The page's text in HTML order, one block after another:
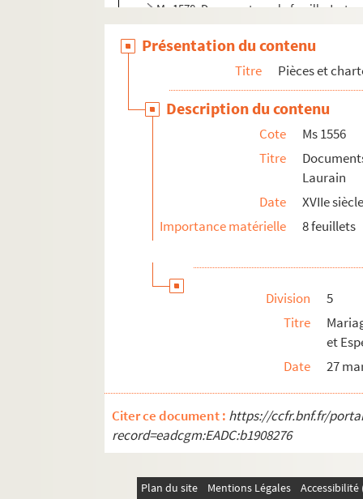
Ms 1578. Documents sur la famille Justas
Ms 1583. Documents sur la famille Copperii
Ms 1584. Documents sur la famille Saxy
Ms 1585. Documents sur la famille
Ms 1586. Documents sur la famille Claret
Ms 1587. Documents sur la famille Ravèly
Ms 1588. Documents sur la famille Jorna
Ms 1590. Documents sur la famille
Ms 1591. Documents sur la famille
Ms 1593. Documents sur la famille
Ms 1595. Documents sur la famille Rieu
Ms 1596. Documents sur la famille Croze
Ms 1598. Documents sur la famille Covet
Présentation du contenu
Titre Pièces et
Description du contenu
Cote
Ms 1556
Titre
Laurain
Date
XVIIe
Importance matérielle
8 feuillets
Division
5
Titre
et
Date
27
Citer ce document : https://ccfr.bnf.fr/
record=eadcgm:EADC:b1908276
Plan du site Mentions Légales